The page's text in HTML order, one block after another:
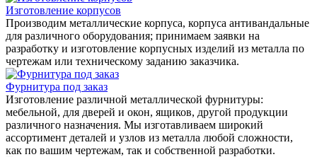
Изготовление корпусов
Производим металлические корпуса, корпуса антивандальные
для различного оборудования; принимаем заявки на
разработку и изготовление корпусных изделий из металла по
чертежам или техническому заданию заказчика.
Фурнитура под заказ
Изготовление различной металлической фурнитуры:
мебельной, для дверей и окон, ящиков, другой продукции
различного назначения. Мы изготавливаем широкий
ассортимент деталей и узлов из металла любой сложности,
как по вашим чертежам, так и собственной разработки.